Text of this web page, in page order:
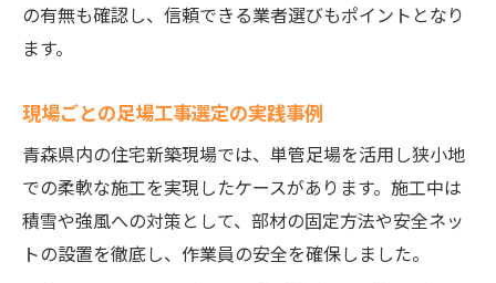
の有無も確認し、信頼できる業者選びもポイントとなり
ます。
現場ごとの足場工事選定の実践事例
青森県内の住宅新築現場では、単管足場を活用し狭小地
での柔軟な施工を実現したケースがあります。施工中は
積雪や強風への対策として、部材の固定方法や安全ネッ
トの設置を徹底し、作業員の安全を確保しました。